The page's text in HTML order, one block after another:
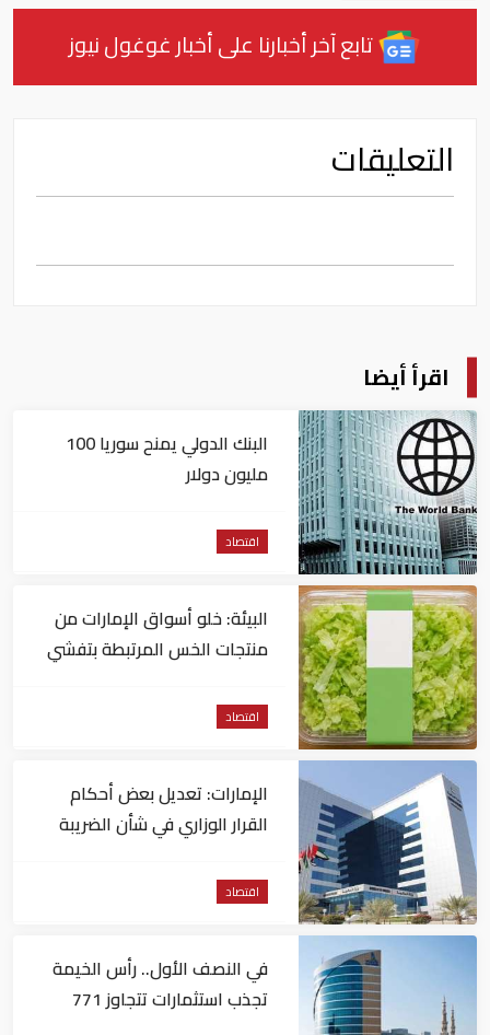
تابع آخر أخبارنا على أخبار غوغول نيوز
التعليقات
اقرأ أيضا
البنك الدولي يمنح سوريا 100
مليون دولار
اقتصاد
البيئة: خلو أسواق الإمارات من
منتجات الخس المرتبطة بتفشي
اقتصاد
الإمارات: تعديل بعض أحكام
القرار الوزاري في شأن الضريبة
اقتصاد
في النصف الأول.. رأس الخيمة
تجذب استثمارات تتجاوز 771